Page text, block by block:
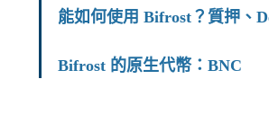
能如何使用 Bifrost？質押、
Bifrost 的原生代幣：BNC